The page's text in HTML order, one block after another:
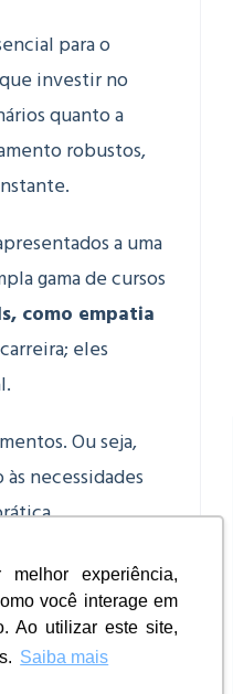
melhor experiência,
você interage em
Ao utilizar este site,
Saiba mais
para o
investir no
quanto a
robustos,
a uma
gama de cursos
como empatia
eles
Ou seja,
necessidades
NA
como o